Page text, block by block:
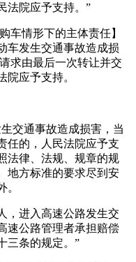
法院应予支持。”
车情形下的主体责任】
车发生交通事故造成损
求由最后一次转让并交
院应予支持。
交通事故造成损害，当
任的，人民法院应予支
法律、法规、规章的规
地方标准的要求尽到安
。
，进入高速公路发生交
速公路管理者承担赔偿
三条的规定。”